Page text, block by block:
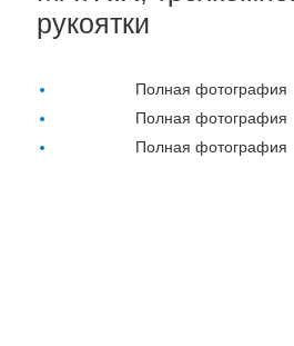
рукоятки
Полная фотография
Полная фотография
Полная фотография